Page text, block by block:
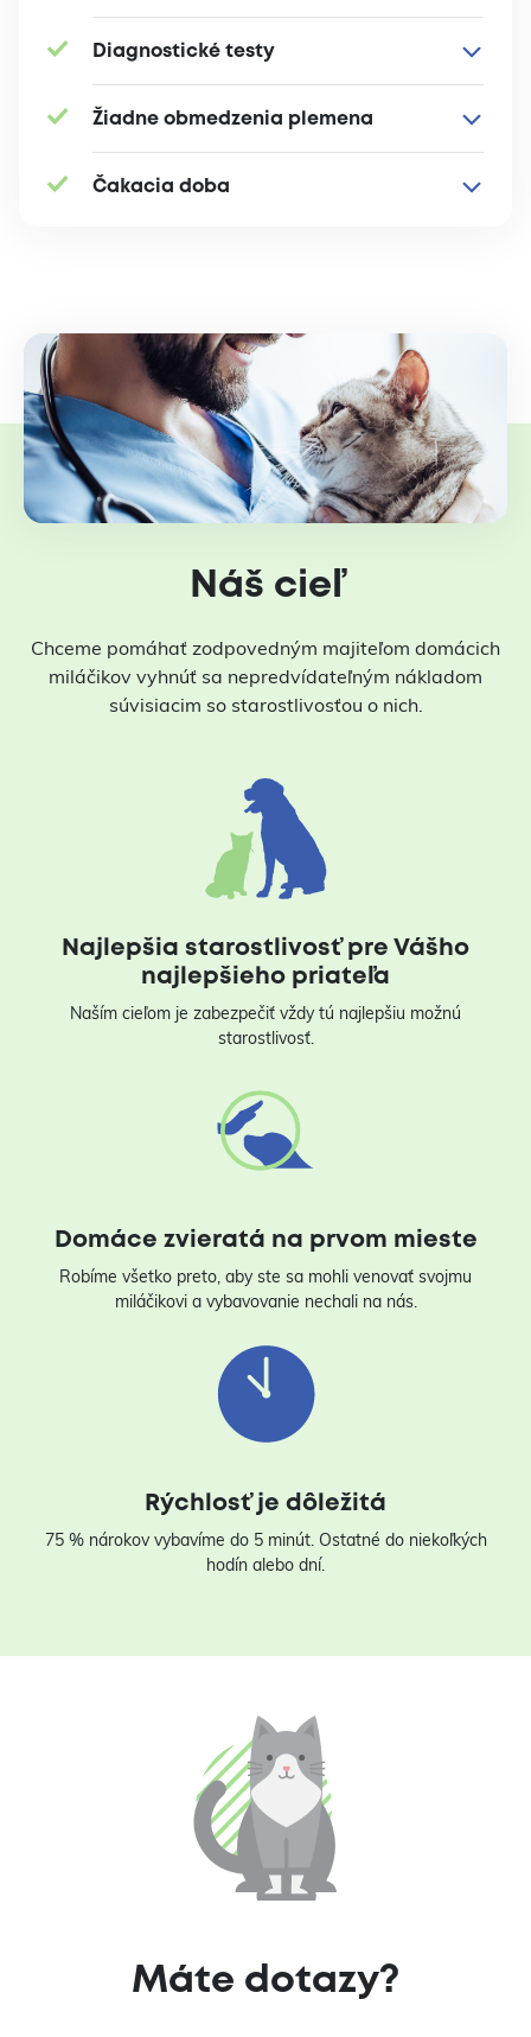
Diagnostické testy
Žiadne obmedzenia plemena
Čakacia doba
Náš cieľ
Chceme pomáhať zodpovedným majiteľom domácich
miláčikov vyhnúť sa nepredvídateľným nákladom
súvisiacim so starostlivosťou o nich.
Najlepšia starostlivosť pre Vášho
najlepšieho priateľa
Naším cieľom je zabezpečiť vždy tú najlepšiu možnú
starostlivosť.
Domáce zvieratá na prvom mieste
Robíme všetko preto, aby ste sa mohli venovať svojmu
miláčikovi a vybavovanie nechali na nás.
Rýchlosť je dôležitá
75 % nárokov vybavíme do 5 minút. Ostatné do niekoľkých
hodín alebo dní.
Máte dotazy?